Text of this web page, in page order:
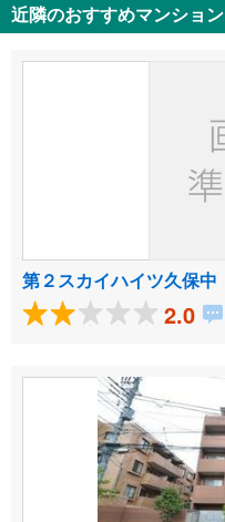
近隣のおすすめマンション
第２スカイハイツ久保中
2.0